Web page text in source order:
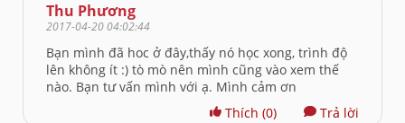
Thu Phương
2017-04-20 04:02:44
Bạn mình đã hoc ở đây,thấy nó học xong, trình độ
lên không ít :) tò mò nên mình cũng vào xem thế
nào. Bạn tư vấn mình với ạ. Mình cảm ơn
Thích (0) Trả lời